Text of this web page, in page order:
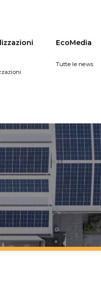
EcoMedia
Tutte le news